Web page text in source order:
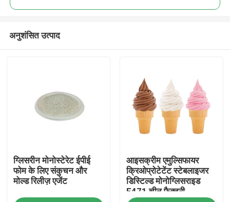
अनुशंसित उत्पाद
ग्लिसरीन मोनोस्टेरेट ईपीई
फोम के लिए संकुचन और
मोल्ड रिलीज़ एजेंट
आइसक्रीम एमुल्सिफायर
क्रिओप्रोटेटेंट स्टेबलाइजर
डिस्टिल्ड मोनोग्लिसराइड
E471 चीन फैक्टरी